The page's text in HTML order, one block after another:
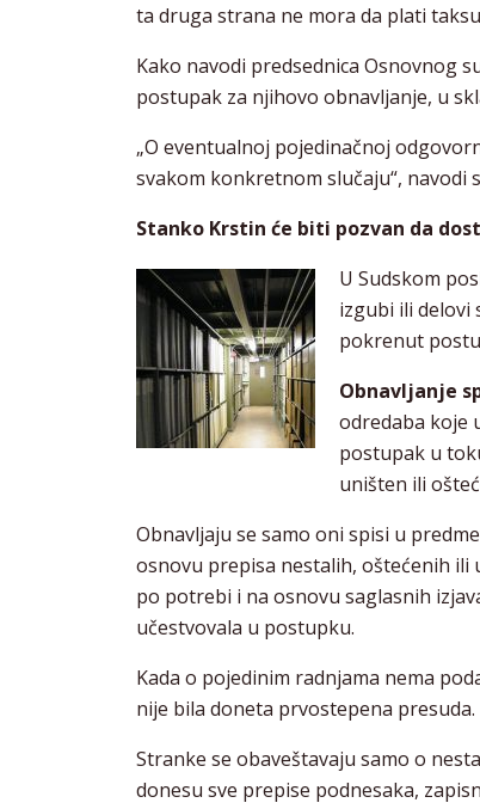
ta druga strana ne mora da plati
Kako navodi predsednica Osnovnog
postupak za njihovo obnavljanje, u
„O eventualnoj pojedinačnoj
svakom konkretnom slučaju“, navodi
Stanko Krstin će biti pozvan da
U Sudskom
izgubi ili delovi
pokrenut
Obnavljanje
odredaba koje
postupak u
uništen ili
Obnavljaju se samo oni spisi u
osnovu prepisa nestalih, oštećenih ili
po potrebi i na osnovu saglasnih
učestvovala u postupku.
Kada o pojedinim radnjama nema
nije bila doneta prvostepena presuda.
Stranke se obaveštavaju samo o
donesu sve prepise podnesaka,